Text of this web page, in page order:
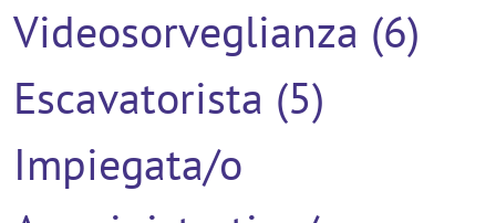
Videosorveglianza (6)
Escavatorista (5)
Impiegata/o